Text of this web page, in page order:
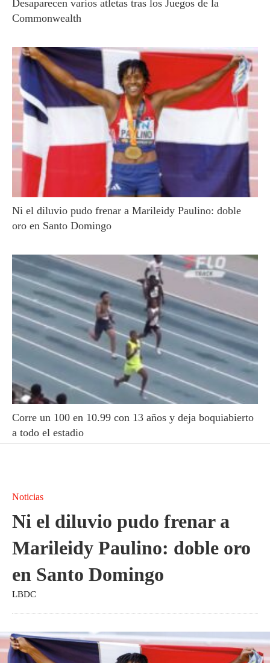
Desaparecen varios atletas tras los Juegos de la
Commonwealth
Ni el diluvio pudo frenar a Marileidy Paulino: doble
oro en Santo Domingo
Corre un 100 en 10.99 con 13 años y deja boquiabierto
a todo el estadio